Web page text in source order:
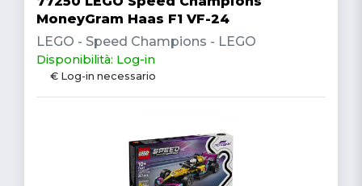
MoneyGram Haas F1 VF-24
LEGO - Speed Champions - LEGO
Disponibilità: Log-in
€ Log-in necessario